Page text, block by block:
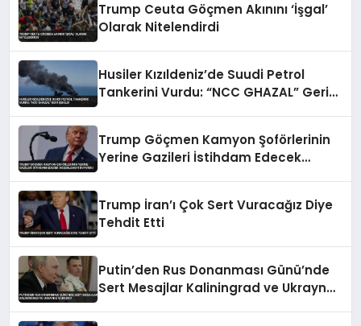
Trump Ceuta Göçmen Akınını ‘İşgal’
Olarak Nitelendirdi
Husiler Kızıldeniz’de Suudi Petrol
Tankerini Vurdu: “NCC GHAZAL” Geri
Trump Göçmen Kamyon Şoförlerinin
Yerine Gazileri İstihdam Edecek
Trump İran’ı Çok Sert Vuracağız Diye
Tehdit Etti
Putin’den Rus Donanması Günü’nde
Sert Mesajlar Kaliningrad ve Ukrayna